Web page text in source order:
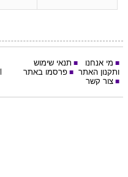
■ מי אנחנו ■ תנאי שימוש
ותקנון האתר ■ פרסמו באתר
■ צור קשר